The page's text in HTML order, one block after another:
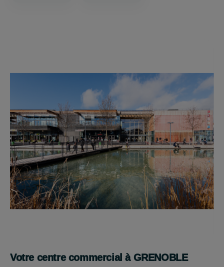
Votre centre commercial à GRENOBLE